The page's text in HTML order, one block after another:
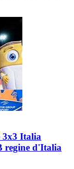
3x3 Italia
regine d'Italia